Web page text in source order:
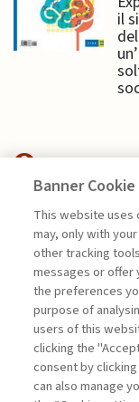
il
AI
di
La consultazione
agli abbonati
Banner Cookie
This website uses
may, only with
other tracking
messages or offer
the preferences
purpose of
users of this
clicking the
consent by
can also manage